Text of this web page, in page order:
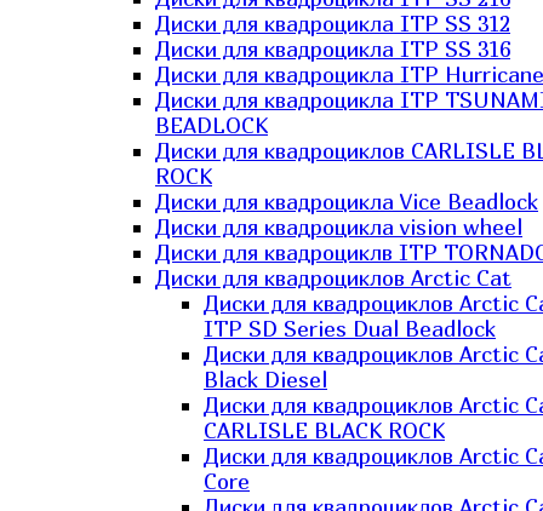
Диски для квадроцикла ITP SS 312
Диски для квадроцикла ITP SS 316
Диски для квадроцикла ITP Hurricane
Диски для квадроцикла ITP
BEADLOCK
Диски для квадроциклов CARLISLE
ROCK
Диски для квадроцикла Vice Beadlock
Диски для квадроцикла vision wheel
Диски для квадроциклв ITP
Диски для квадроциклов Arctic Cat
Диски для квадроциклов Arctic
ITP SD Series Dual Beadlock
Диски для квадроциклов Arctic
Black Diesel
Диски для квадроциклов Arctic
CARLISLE BLACK ROCK
Диски для квадроциклов Arctic
Core